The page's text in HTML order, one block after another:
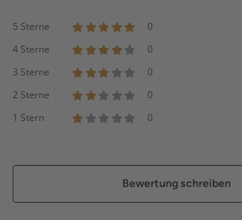
5 Sterne
0
4 Sterne
0
3 Sterne
0
2 Sterne
0
1 Stern
0
Bewertung schreiben